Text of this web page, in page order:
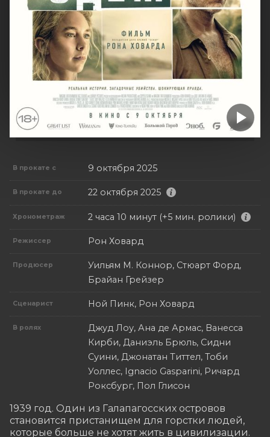
В прокате с 9 октября 2025
В прокате до 22 октября 2025
Хронометраж 2 часа 10 минут (+5 мин. ролики)
Режиссер Рон Ховард
Продюсер
Уильям М. Коннор, Стюарт Форд,
Брайан Грейзер
Сценарист Ной Пинк, Рон Ховард
В ролях
Джуд Лоу, Ана де Армас, Ванесса
Кирби, Даниэль Брюль, Сидни
Суини, Джонатан Титтел, Тоби
Уоллес, Ignacio Gasparini, Ричард
Роксбург, Пол Глисон
1939 год. Один из Галапагосских островов
становится пристанищем для горстки людей,
которые больше не хотят жить в цивилизации.